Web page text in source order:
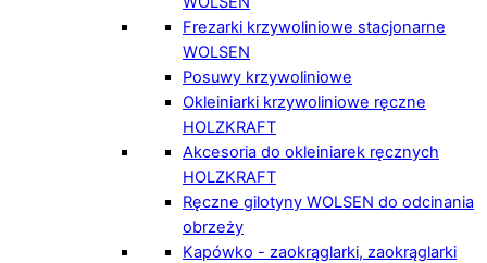
Frezarki krzywoliniowe stacjonarne
WOLSEN
Posuwy krzywoliniowe
Okleiniarki krzywoliniowe ręczne
HOLZKRAFT
Akcesoria do okleiniarek ręcznych
HOLZKRAFT
Ręczne gilotyny WOLSEN do odcinania
obrzeży
Kapówko - zaokrąglarki, zaokrąglarki